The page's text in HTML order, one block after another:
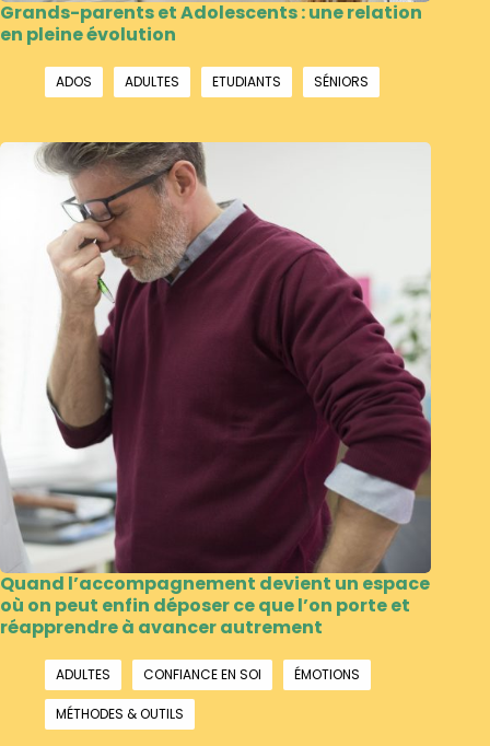
Grands-parents et Adolescents : une relation
en pleine évolution
ADOS ADULTES ETUDIANTS SÉNIORS
Quand l’accompagnement devient un espace
où on peut enfin déposer ce que l’on porte et
réapprendre à avancer autrement
ADULTES CONFIANCE EN SOI ÉMOTIONS
MÉTHODES & OUTILS